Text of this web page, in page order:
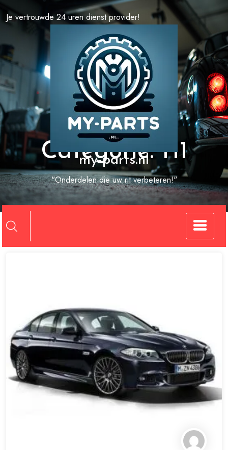
Spring
naar
inhoud
Je vertrouwde 24 uren dienst provider!
my-parts.nl
"Onderdelen die uw rit verbeteren!"
Categorie:f11